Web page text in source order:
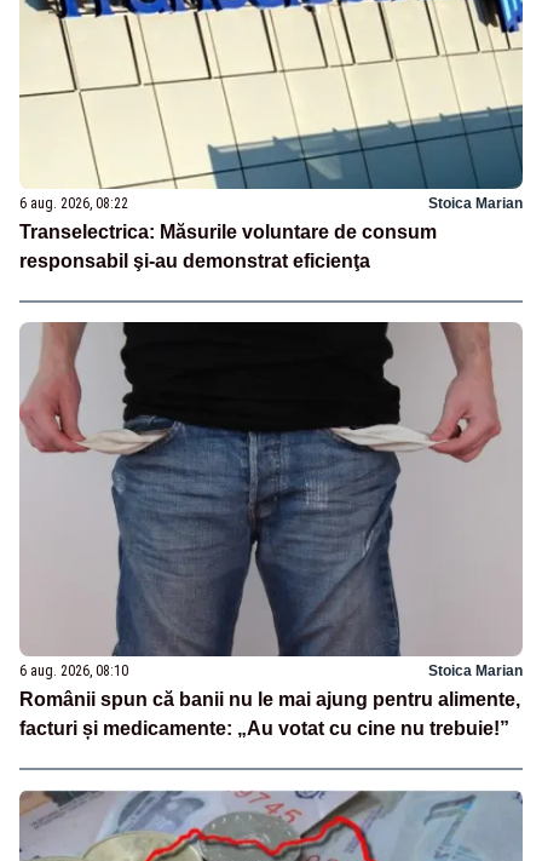
6 aug. 2026, 08:22 Stoica Marian
Transelectrica: Măsurile voluntare de consum
responsabil şi-au demonstrat eficienţa
6 aug. 2026, 08:10 Stoica Marian
Românii spun că banii nu le mai ajung pentru alimente,
facturi și medicamente: „Au votat cu cine nu trebuie!”